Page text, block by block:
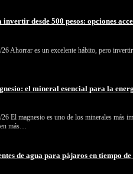
invertir desde 500 pesos: opciones
Ahorrar es un excelente hábito, pero invertir
el mineral esencial para la
El magnesio es uno de los minerales más
más…
de agua para pájaros en tiempo